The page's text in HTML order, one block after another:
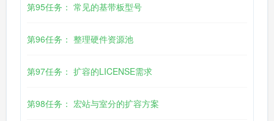
第95任务： 常见的基带板型号
第96任务： 整理硬件资源池
第97任务： 扩容的LICENSE需求
第98任务： 宏站与室分的扩容方案